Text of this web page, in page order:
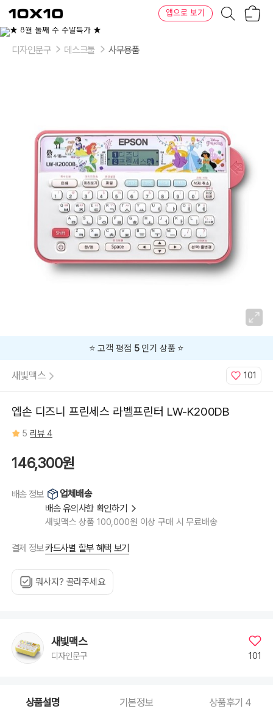
텐
바
텐
앱으로 보기
디자인문구 데스크툴 사무용품
⭐️ 고객 평점 5인기 상품 ⭐️
새빛맥스 101
엡손 디즈니 프린세스 라벨프린터 LW-K200DB
5 리뷰 4
146,300원
배송 정보
업체배송
배송 유의사항 확인하기
새빛맥스 상품 100,000원 이상 구매 시 무료배송
결제 정보카드사별 할부 혜택 보기
뭐사지? 골라주세요
새빛맥스
디자인문구 101
상품설명 기본정보 상품후기 4